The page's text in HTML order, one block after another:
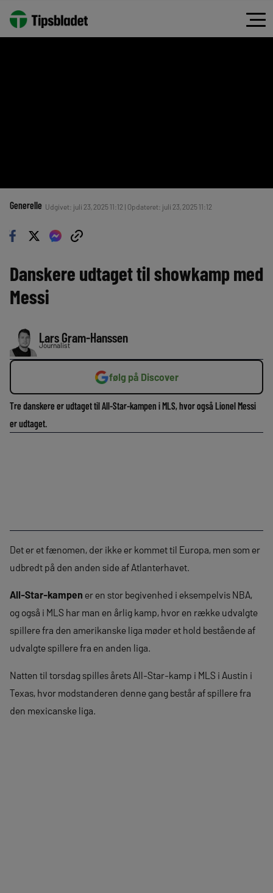
Generelle Udgivet: juli 23, 2025 11:12 | Opdateret: juli 23, 2025 11:12
Danskere udtaget til showkamp med
Messi
Lars Gram-Hanssen
Journalist
følg på Discover
Tre danskere er udtaget til All-Star-kampen i MLS, hvor også Lionel Messi
er udtaget.
Det er et fænomen, der ikke er kommet til Europa, men som er
udbredt på den anden side af Atlanterhavet.
All-Star-kampen er en stor begivenhed i eksempelvis NBA,
og også i MLS har man en årlig kamp, hvor en række udvalgte
spillere fra den amerikanske liga møder et hold bestående af
udvalgte spillere fra en anden liga.
Natten til torsdag spilles årets All-Star-kamp i MLS i Austin i
Texas, hvor modstanderen denne gang består af spillere fra
den mexicanske liga.